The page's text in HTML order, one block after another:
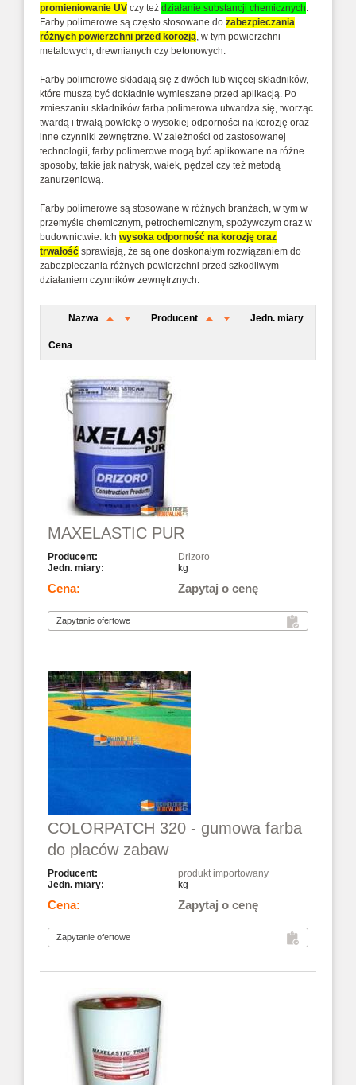
promieniowanie UV czy też działanie substancji chemicznych.
Farby polimerowe są często stosowane do zabezpieczania
różnych powierzchni przed korozją, w tym powierzchni
metalowych, drewnianych czy betonowych.
Farby polimerowe składają się z dwóch lub więcej składników,
które muszą być dokładnie wymieszane przed aplikacją. Po
zmieszaniu składników farba polimerowa utwardza się, tworząc
twardą i trwałą powłokę o wysokiej odporności na korozję oraz
inne czynniki zewnętrzne. W zależności od zastosowanej
technologii, farby polimerowe mogą być aplikowane na różne
sposoby, takie jak natrysk, wałek, pędzel czy też metodą
zanurzeniową.
Farby polimerowe są stosowane w różnych branżach, w tym w
przemyśle chemicznym, petrochemicznym, spożywczym oraz w
budownictwie. Ich wysoka odporność na korozję oraz
trwałość sprawiają, że są one doskonałym rozwiązaniem do
zabezpieczania różnych powierzchni przed szkodliwym
działaniem czynników zewnętrznych.
Nazwa Producent Jedn. miary
Cena
MAXELASTIC PUR
Drizoro
kg
Zapytaj o cenę
COLORPATCH 320 - gumowa farba
do placów zabaw
produkt importowany
kg
Zapytaj o cenę